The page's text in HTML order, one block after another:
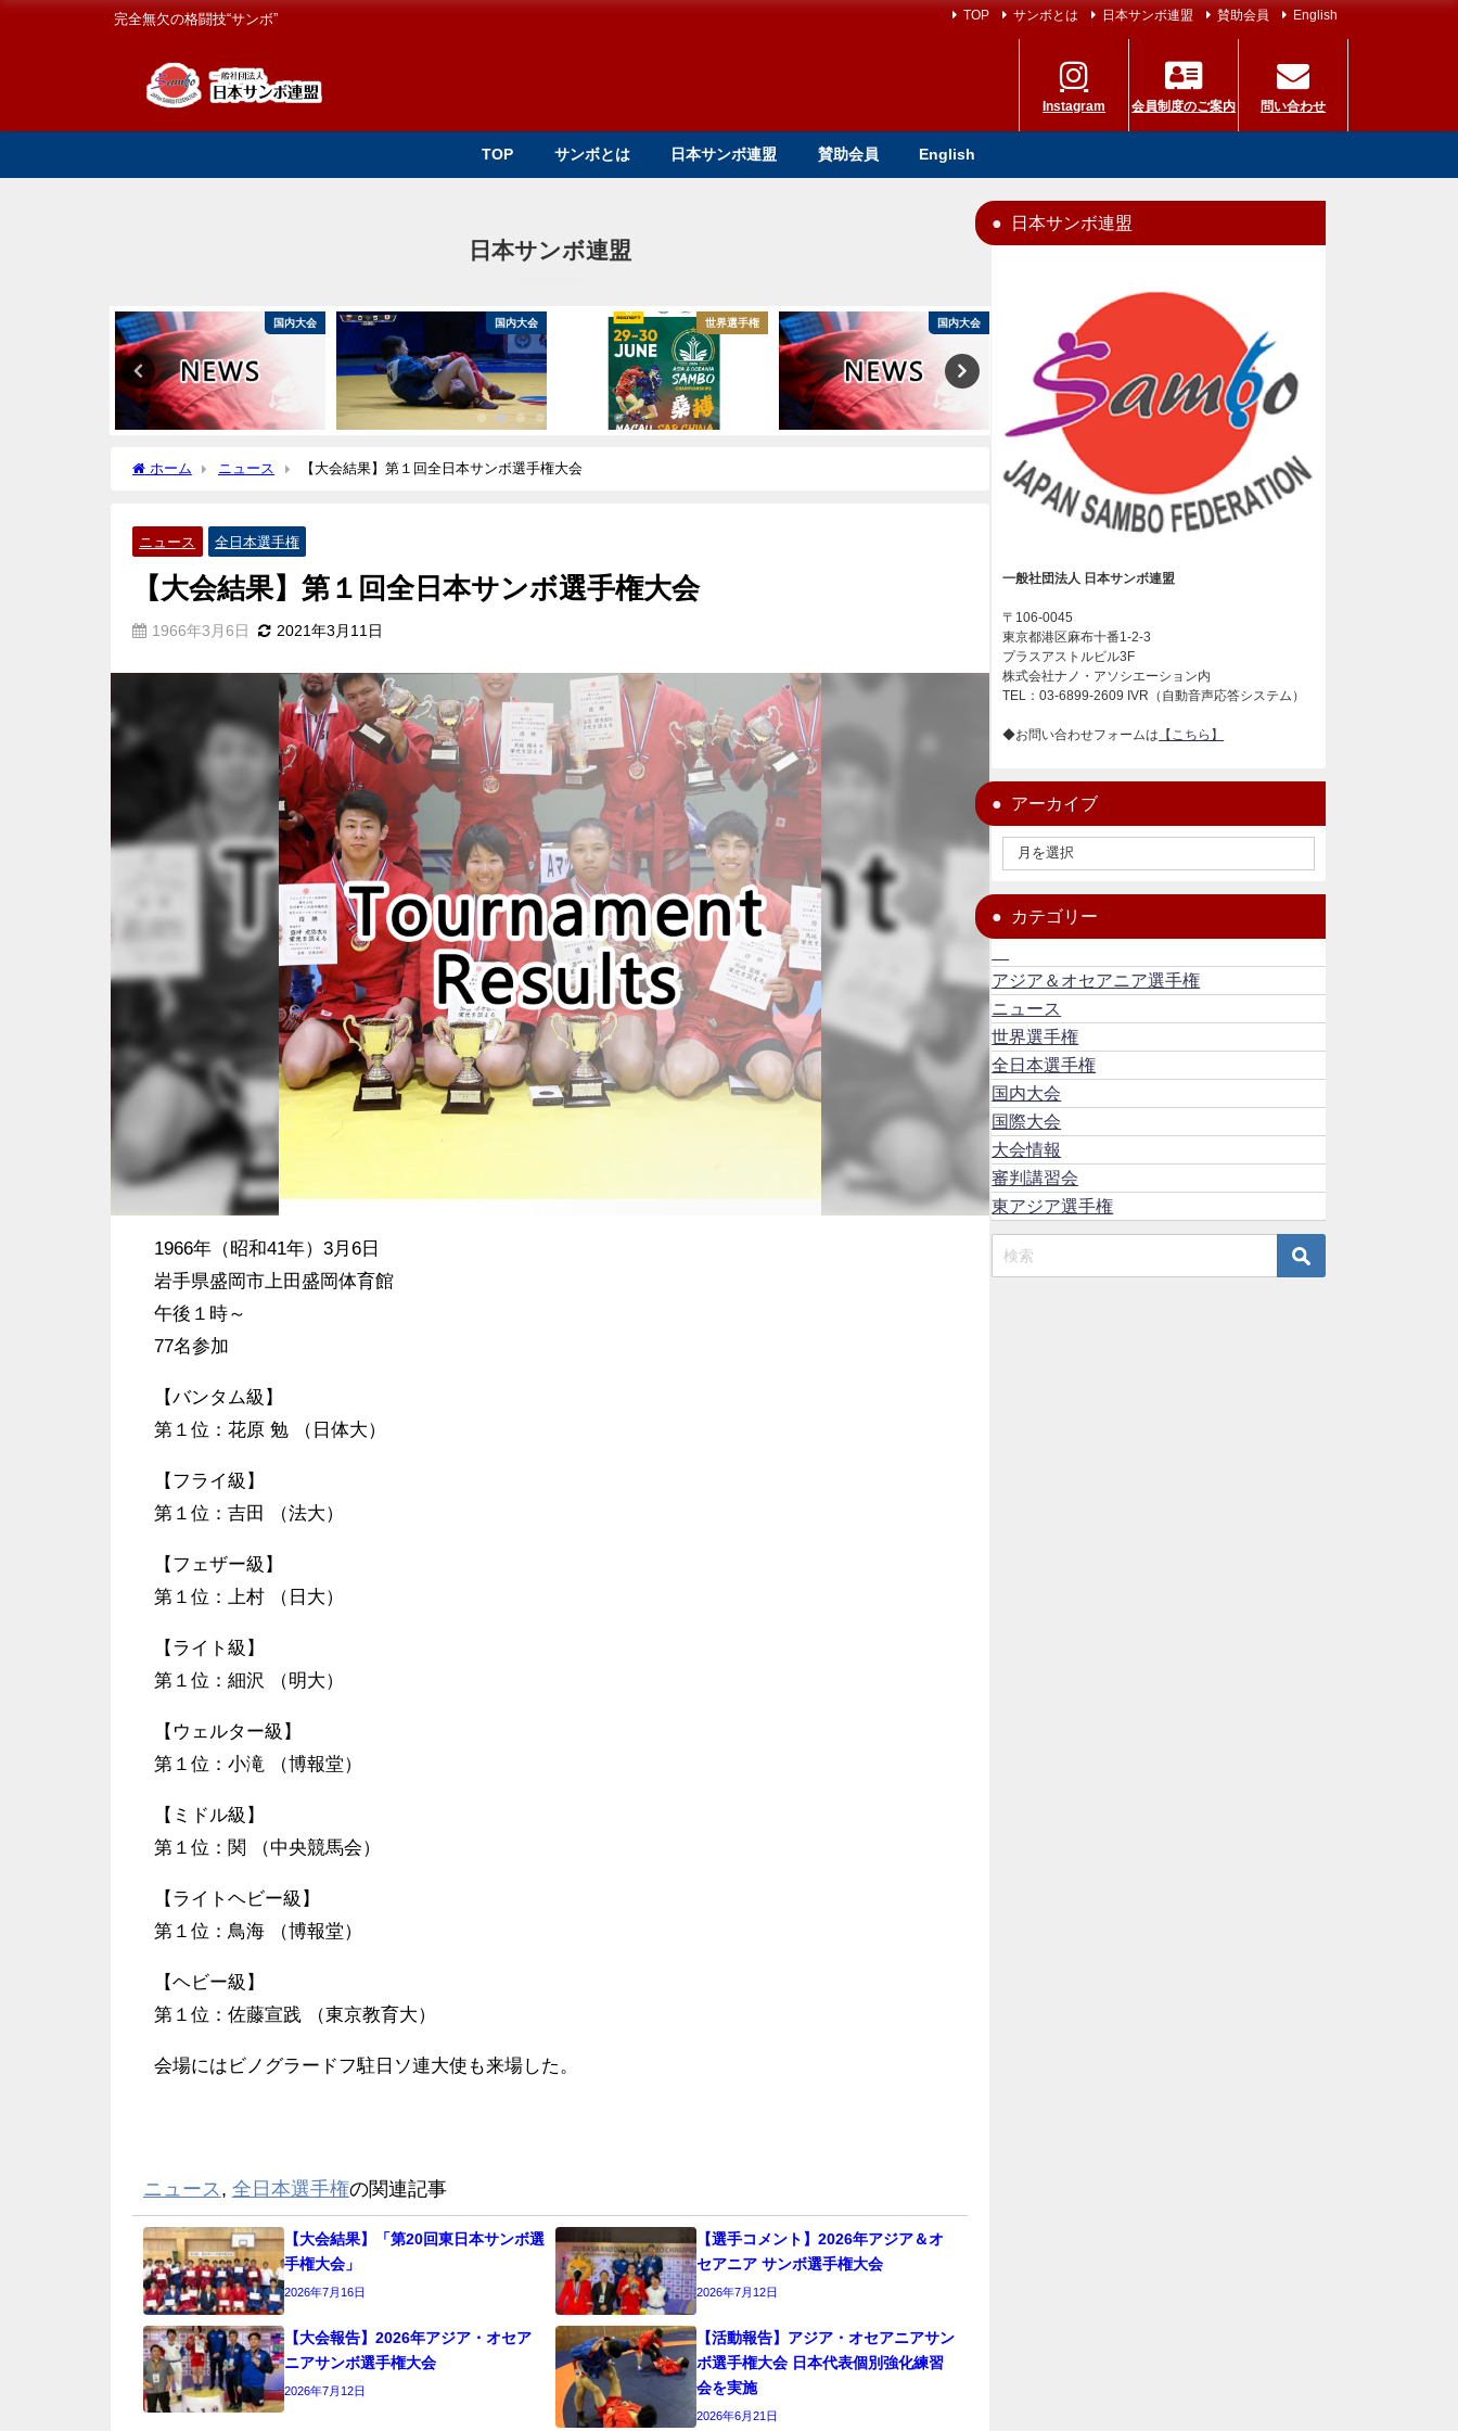
完全無欠の格闘技“サンボ” TOP サンボとは 日本サンボ連盟 賛助会員 English
Instagram 会員制度のご案内 問い合わせ
TOP サンボとは 日本サンボ連盟 賛助会員 English
日本サンボ連盟
国内大会 国内大会 世界選手権 国内大会
ホーム ニュース 【大会結果】第１回全日本サンボ選手権大会
ニュース 全日本選手権
【大会結果】第１回全日本サンボ選手権大会
1966年3月6日 2021年3月11日
1966年（昭和41年）3月6日
岩手県盛岡市上田盛岡体育館
午後１時～
77名参加
【バンタム級】
第１位：花原 勉 （日体大）
【フライ級】
第１位：吉田 （法大）
【フェザー級】
第１位：上村 （日大）
【ライト級】
第１位：細沢 （明大）
【ウェルター級】
第１位：小滝 （博報堂）
【ミドル級】
第１位：関 （中央競馬会）
【ライトヘビー級】
第１位：鳥海 （博報堂）
【ヘビー級】
第１位：佐藤宣践 （東京教育大）
会場にはビノグラードフ駐日ソ連大使も来場した。
ニュース, 全日本選手権の関連記事
【大会結果】「第20回東日本サンボ選
手権大会」
2026年7月16日
【選手コメント】2026年アジア＆オ
セアニア サンボ選手権大会
2026年7月12日
【大会報告】2026年アジア・オセア
ニアサンボ選手権大会
2026年7月12日
【活動報告】アジア・オセアニアサン
ボ選手権大会 日本代表個別強化練習
会を実施
2026年6月21日
日本サンボ連盟
一般社団法人 日本サンボ連盟
〒106-0045
東京都港区麻布十番1-2-3
プラスアストルビル3F
株式会社ナノ・アソシエーション内
TEL：03-6899-2609 IVR（自動音声応答システム）
◆お問い合わせフォームは 【こちら】
アーカイブ
カテゴリー
アジア＆オセアニア選手権
ニュース
世界選手権
全日本選手権
国内大会
国際大会
大会情報
審判講習会
東アジア選手権